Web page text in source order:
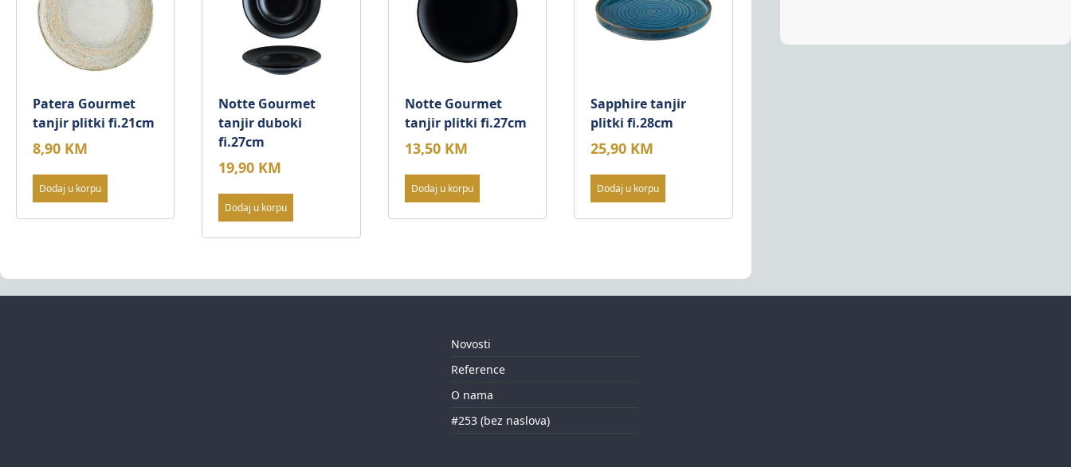
Patera Gourmet
tanjir plitki fi.21cm
8,90 KM
Dodaj u korpu
Notte Gourmet
tanjir duboki
fi.27cm
19,90 KM
Dodaj u korpu
Notte Gourmet
tanjir plitki fi.27cm
13,50 KM
Dodaj u korpu
Sapphire tanjir
plitki fi.28cm
25,90 KM
Dodaj u korpu
Novosti
Reference
O nama
#253 (bez naslova)